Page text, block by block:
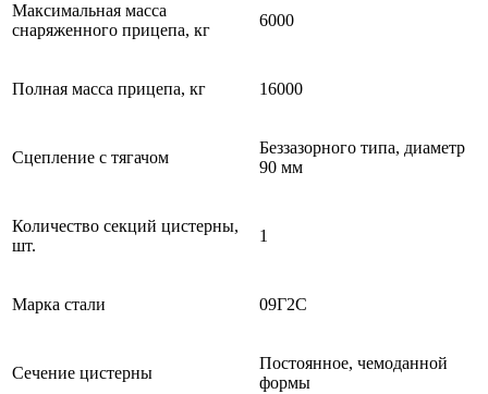
Максимальная масса
снаряженного прицепа, кг
6000
Полная масса прицепа, кг 16000
Сцепление с тягачом
Беззазорного типа, диаметр
90 мм
Количество секций цистерны,
шт.
1
Марка стали 09Г2С
Сечение цистерны
Постоянное, чемоданной
формы